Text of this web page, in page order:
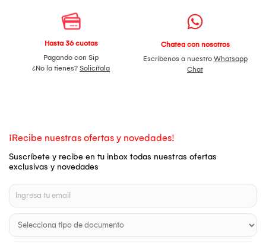
Hasta 36 cuotas
Pagando con Sip
¿No la tienes? Solicítala
Chatea con nosotros
Escríbenos a nuestro Whatsapp
Chat
¡Recibe nuestras ofertas y novedades!
Suscríbete y recibe en tu inbox todas nuestras ofertas
exclusivas y novedades